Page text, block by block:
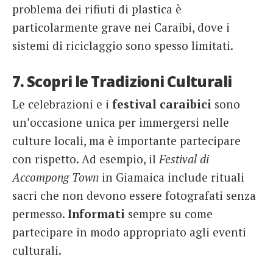
problema dei rifiuti di plastica è
particolarmente grave nei Caraibi, dove i
sistemi di riciclaggio sono spesso limitati.
7. Scopri le Tradizioni Culturali
Le celebrazioni e i festival caraibici sono
un’occasione unica per immergersi nelle
culture locali, ma è importante partecipare
con rispetto. Ad esempio, ilFestival di
Accompong Town in Giamaica include rituali
sacri che non devono essere fotografati senza
permesso. Informati sempre su come
partecipare in modo appropriato agli eventi
culturali.